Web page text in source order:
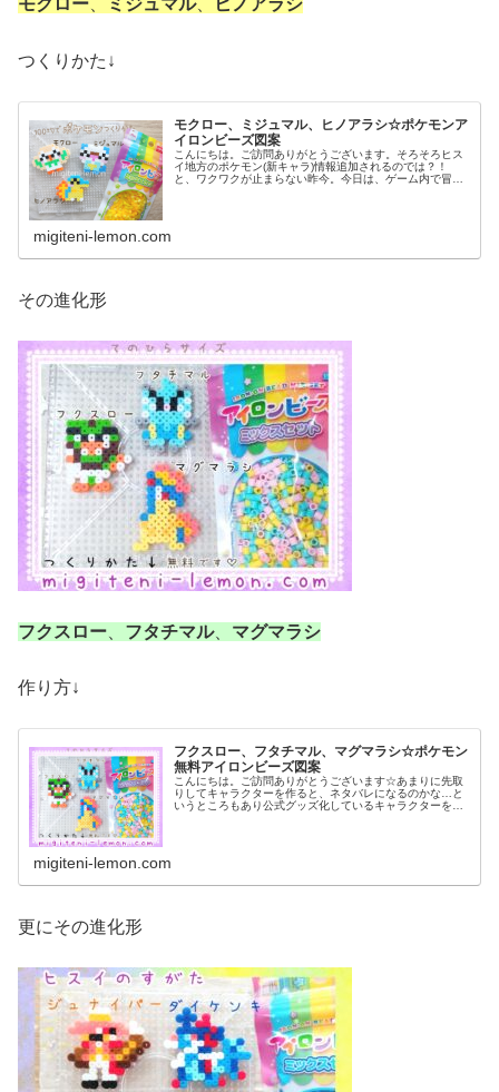
モクロー、 ミジュマル、 ヒノアラシ
つくりかた↓
モクロー、ミジュマル、ヒノアラシ☆ポケモンア
イロンビーズ図案
こんにちは。ご訪問ありがとうございます。そろそろヒス
イ地方のポケモン(新キャラ)情報追加されるのでは？！
と、ワクワクが止まらない昨今。今日は、ゲーム内で冒険
migiteni-lemon.com
その進化形
フクスロー フタチマル、 マグマラシ
作り方↓
フクスロー、フタチマル、マグマラシ☆ポケモン
無料アイロンビーズ図案
こんにちは。ご訪問ありがとうございます☆あまりに先取
りしてキャラクターを作ると、ネタバレになるのかな…と
いうところもあり公式グッズ化しているキャラクターをひ
migiteni-lemon.com
更にその進化形